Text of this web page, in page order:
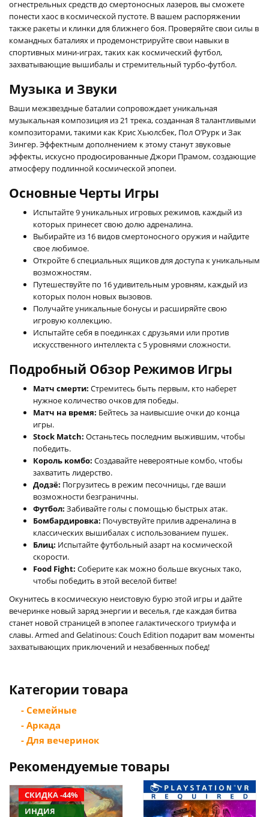
огнестрельных средств до смертоносных лазеров, вы сможете
понести хаос в космической пустоте. В вашем распоряжении
также ракеты и клинки для ближнего боя. Проверяйте свои силы в
командных баталиях и продемонстрируйте свои навыки в
спортивных мини-играх, таких как космический футбол,
захватывающие вышибалы и стремительный турбо-футбол.
Музыка и Звуки
Ваши межзвездные баталии сопровождает уникальная
музыкальная композиция из 21 трека, созданная 8 талантливыми
композиторами, такими как Крис Хьюлсбек, Пол О’Рурк и Зак
Зингер. Эффектным дополнением к этому станут звуковые
эффекты, искусно продюсированные Джори Прамом, создающие
атмосферу подлинной космической эпопеи.
Основные Черты Игры
Испытайте 9 уникальных игровых режимов, каждый из
которых принесет свою долю адреналина.
Выбирайте из 16 видов смертоносного оружия и найдите
свое любимое.
Откройте 6 специальных ящиков для доступа к уникальным
возможностям.
Путешествуйте по 16 удивительным уровням, каждый из
которых полон новых вызовов.
Получайте уникальные бонусы и расширяйте свою
игровую коллекцию.
Испытайте себя в поединках с друзьями или против
искусственного интеллекта с 5 уровнями сложности.
Подробный Обзор Режимов Игры
Матч смерти: Стремитесь быть первым, кто наберет
нужное количество очков для победы.
Матч на время: Бейтесь за наивысшие очки до конца
игры.
Stock Match: Останьтесь последним выжившим, чтобы
победить.
Король комбо: Создавайте невероятные комбо, чтобы
захватить лидерство.
Додзё: Погрузитесь в режим песочницы, где ваши
возможности безграничны.
Футбол: Забивайте голы с помощью быстрых атак.
Бомбардировка: Почувствуйте прилив адреналина в
классических вышибалах с использованием пушек.
Блиц: Испытайте футбольный азарт на космической
скорости.
Food Fight: Соберите как можно больше вкусных тако,
чтобы победить в этой веселой битве!
Окунитесь в космическую неистовую бурю этой игры и дайте
вечеринке новый заряд энергии и веселья, где каждая битва
станет новой страницей в эпопее галактического триумфа и
славы. Armed and Gelatinous: Couch Edition подарит вам моменты
захватывающих приключений и незабвенных побед!
Категории товара
- Семейные
- Аркада
- Для вечеринок
Рекомендуемые товары
СКИДКА -44%
ИНДИЯ